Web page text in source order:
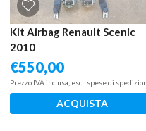
Kit Airbag Renault Scenic
2010
€550,00
Prezzo IVA inclusa, escl. spese di
ACQUISTA